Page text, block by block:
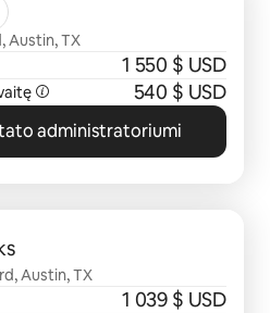
Austin, TX
1 550 $ USD
540 $ USD
administratoriumi
Austin, TX
1 039 $ USD